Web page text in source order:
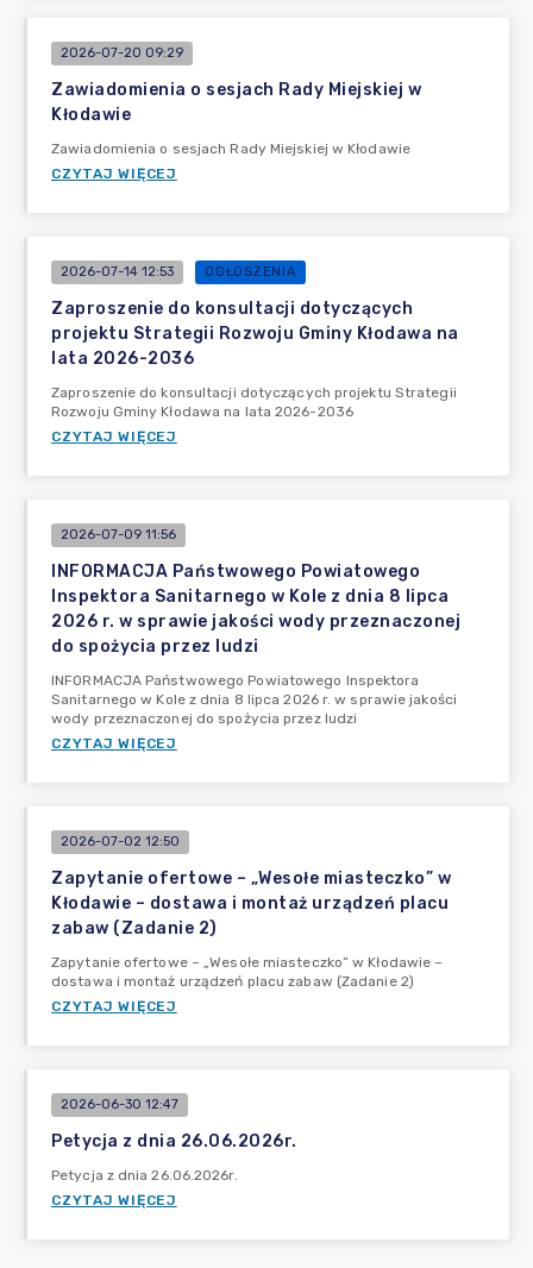
2026-07-20 09:29
Zawiadomienia o sesjach Rady Miejskiej w
Kłodawie
Zawiadomienia o sesjach Rady Miejskiej w Kłodawie
CZYTAJ WIĘCEJ
2026-07-14 12:53 OGŁOSZENIA
Zaproszenie do konsultacji dotyczących
projektu Strategii Rozwoju Gminy Kłodawa na
lata 2026-2036
Zaproszenie do konsultacji dotyczących projektu Strategii
Rozwoju Gminy Kłodawa na lata 2026-2036
CZYTAJ WIĘCEJ
2026-07-09 11:56
INFORMACJA Państwowego Powiatowego
Inspektora Sanitarnego w Kole z dnia 8 lipca
2026 r. w sprawie jakości wody przeznaczonej
do spożycia przez ludzi
INFORMACJA Państwowego Powiatowego Inspektora
Sanitarnego w Kole z dnia 8 lipca 2026 r. w sprawie jakości
wody przeznaczonej do spożycia przez ludzi
CZYTAJ WIĘCEJ
2026-07-02 12:50
Zapytanie ofertowe – „Wesołe miasteczko” w
Kłodawie – dostawa i montaż urządzeń placu
zabaw (Zadanie 2)
Zapytanie ofertowe – „Wesołe miasteczko” w Kłodawie –
dostawa i montaż urządzeń placu zabaw (Zadanie 2)
CZYTAJ WIĘCEJ
2026-06-30 12:47
Petycja z dnia 26.06.2026r.
Petycja z dnia 26.06.2026r.
CZYTAJ WIĘCEJ